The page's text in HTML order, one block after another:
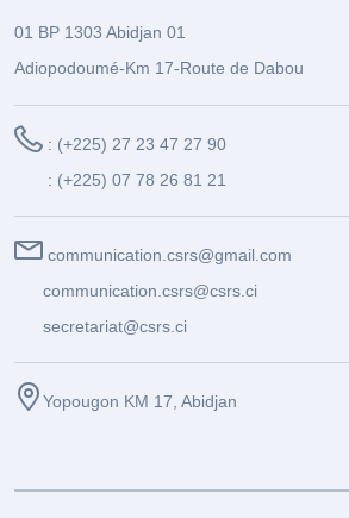
01 BP 1303 Abidjan 01
Adiopodoumé-Km 17-Route de Dabou
: (+225) 27 23 47 27 90
: (+225) 07 78 26 81 21
communication.csrs@gmail.com
communication.csrs@csrs.ci
secretariat@csrs.ci
Yopougon KM 17, Abidjan